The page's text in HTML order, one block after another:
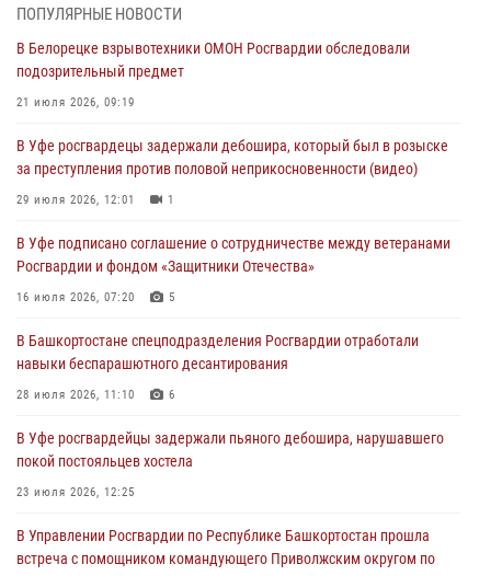
03 августа 2026, 04:30 8
В Башкирии росгвардейцы провели волейбольный турнир на
открытом воздухе
03 августа 2026, 04:29
В Уфе росгвардейцы по горячим следам задержали
подозреваемого в открытом хищении из аптеки (видео)
03 августа 2026, 04:15
Начальник отделения учёта и комплектования Росгвардии
Башкортостана ответил на вопросы граждан
30 июля 2026, 12:54
В Уфе росгвардецы задержали дебошира, который был в розыске
за преступления против половой неприкосновенности (видео)
29 июля 2026, 12:01 1
ПОПУЛЯРНЫЕ НОВОСТИ
В Белорецке взрывотехники ОМОН Росгвардии обследовали
подозрительный предмет
21 июля 2026, 09:19
В Уфе росгвардецы задержали дебошира, который был в розыске
за преступления против половой неприкосновенности (видео)
29 июля 2026, 12:01 1
В Уфе подписано соглашение о сотрудничестве между ветеранами
Росгвардии и фондом «Защитники Отечества»
16 июля 2026, 07:20 5
В Башкортостане спецподразделения Росгвардии отработали
навыки беспарашютного десантирования
28 июля 2026, 11:10 6
В Уфе росгвардейцы задержали пьяного дебошира, нарушавшего
покой постояльцев хостела
23 июля 2026, 12:25
В Управлении Росгвардии по Республике Башкортостан прошла
встреча с помощником командующего Приволжским округом по